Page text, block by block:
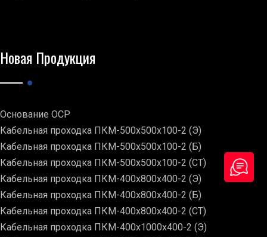
Новая Продукция
Основание ОСР
Кабельная проходка ПКМ-500х500х100-2 (Э)
Кабельная проходка ПКМ-500х500х100-2 (Б)
Кабельная проходка ПКМ-500х500х100-2 (СТ)
Кабельная проходка ПКМ-400х800х400-2 (Э)
Кабельная проходка ПКМ-400х800х400-2 (Б)
Кабельная проходка ПКМ-400х800х400-2 (СТ)
Кабельная проходка ПКМ-400х1000х400-2 (Э)